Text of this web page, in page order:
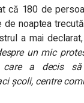
că 180 de
de noaptea
a mai declarat,
un mic
a decis să
școli, centre